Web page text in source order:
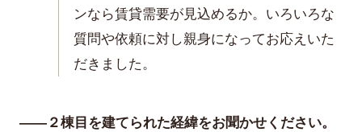
ンなら賃貸需要が見込めるか。いろいろな
質問や依頼に対し親身になってお応えいた
だきました。
——２棟目を建てられた経緯をお聞かせください。